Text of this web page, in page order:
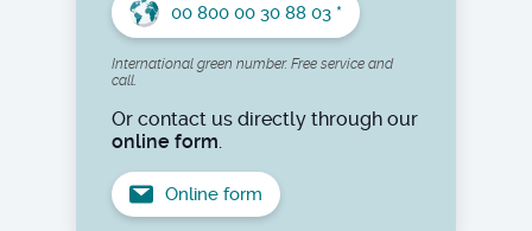
00 800 00 30 88 03 *
International green number. Free service and
call.
Or contact us directly through our
online form.
Online form